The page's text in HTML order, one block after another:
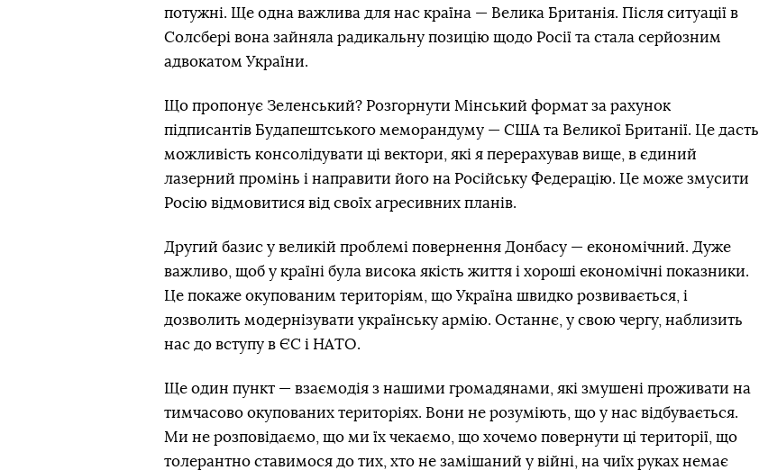
потужні. Ще одна важлива для нас країна — Велика Британія. Після ситуації в
Солсбері вона зайняла радикальну позицію щодо Росії та стала серйозним
адвокатом України.
Що пропонує Зеленський? Розгорнути Мінський формат за рахунок
підписантів Будапештського меморандуму — США та Великої Британії. Це дасть
можливість консолідувати ці вектори, які я перерахував вище, в єдиний
лазерний промінь і направити його на Російську Федерацію. Це може змусити
Росію відмовитися від своїх агресивних планів.
Другий базис у великій проблемі повернення Донбасу — економічний. Дуже
важливо, щоб у країні була висока якість життя і хороші економічні показники.
Це покаже окупованим територіям, що Україна швидко розвивається, і
дозволить модернізувати українську армію. Останнє, у свою чергу, наблизить
нас до вступу в ЄС і НАТО.
Ще один пункт — взаємодія з нашими громадянами, які змушені проживати на
тимчасово окупованих територіях. Вони не розуміють, що у нас відбувається.
Ми не розповідаємо, що ми їх чекаємо, що хочемо повернути ці території, що
толерантно ставимося до тих, хто не замішаний у війні, на чиїх руках немає